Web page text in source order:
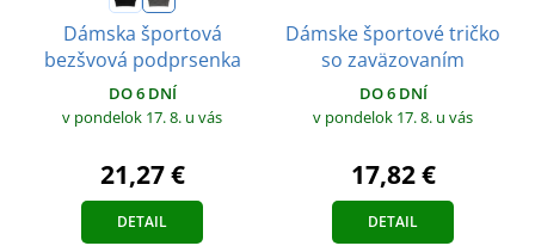
Dámska športová
bezšvová podprsenka
DO 6 DNÍ
v pondelok 17. 8. u vás
21,27 €
DETAIL
Dámske športové tričko
so zaväzovaním
DO 6 DNÍ
v pondelok 17. 8. u vás
17,82 €
DETAIL